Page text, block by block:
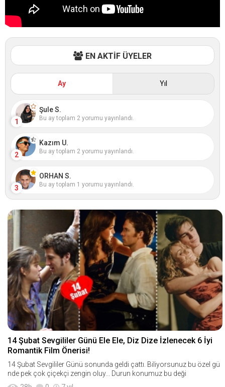
EN AKTİF ÜYELER
Ay Yıl
1
Şule S.
Bu ay toplam 2 yorumu yayınlandı.
2
Kazım U.
Bu ay toplam 2 yorumu yayınlandı.
3
ORHAN S.
Bu ay toplam 1 yorumu yayınlandı.
14 Şubat Sevgililer Günü Ele Ele, Diz Dize İzlenecek 6 İyi
Romantik Film Önerisi!
14 Şubat Sevgililer Günü sonunda geldi çattı. Biliyorsunuz bu özel gü
nde pek çok çiçekçi zengin oluy... Durun konumuz bu deği